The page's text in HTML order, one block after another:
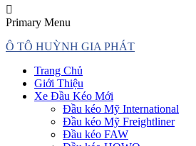
Primary Menu
Ô TÔ HUỲNH GIA PHÁT
Trang Chủ
Giới Thiệu
Xe Đầu Kéo Mới
Đầu kéo Mỹ International
Đầu kéo Mỹ Freightliner
Đầu kéo FAW